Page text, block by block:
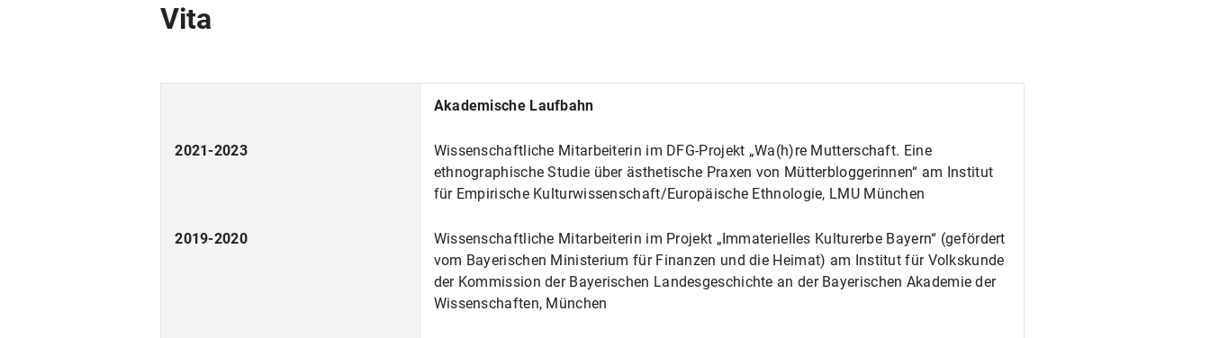
Vita
Akademische Laufbahn
2021-2023
Wissenschaftliche Mitarbeiterin im DFG-Projekt „Wa(h)re Mutterschaft. Eine
ethnographische Studie über ästhetische Praxen von Mütterbloggerinnen“ am Institut
für Empirische Kulturwissenschaft/Europäische Ethnologie, LMU München
2019-2020
Wissenschaftliche Mitarbeiterin im Projekt „Immaterielles Kulturerbe Bayern“ (gefördert
vom Bayerischen Ministerium für Finanzen und die Heimat) am Institut für Volkskunde
der Kommission der Bayerischen Landesgeschichte an der Bayerischen Akademie der
Wissenschaften, München